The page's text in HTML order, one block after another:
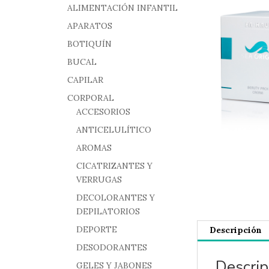
Descripción
ALIMENTACIÓN INFANTIL
APARATOS
BOTIQUÍN
BUCAL
CAPILAR
CORPORAL
ACCESORIOS
ANTICELULÍTICO
AROMAS
CICATRIZANTES Y
VERRUGAS
DECOLORANTES Y
DEPILATORIOS
DEPORTE
DESODORANTES
GELES Y JABONES